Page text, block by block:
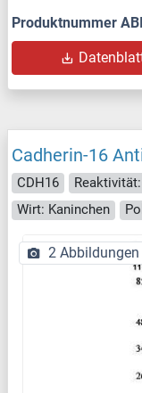
Produktnummer
Cadherin-16
CDH16
Wirt: Kaninchen
2 Abbildungen